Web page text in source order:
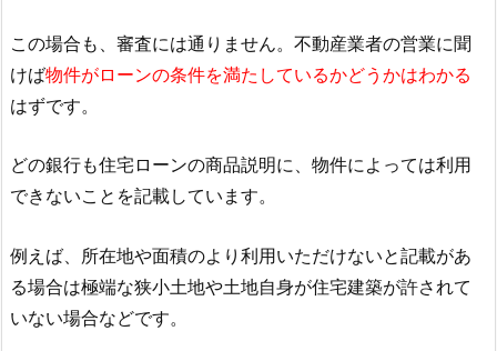
この場合も、審査には通りません。不動産業者の営業に聞
けば物件がローンの条件を満たしているかどうかはわかる
はずです。
どの銀行も住宅ローンの商品説明に、物件によっては利用
できないことを記載しています。
例えば、所在地や面積のより利用いただけないと記載があ
る場合は極端な狭小土地や土地自身が住宅建築が許されて
いない場合などです。